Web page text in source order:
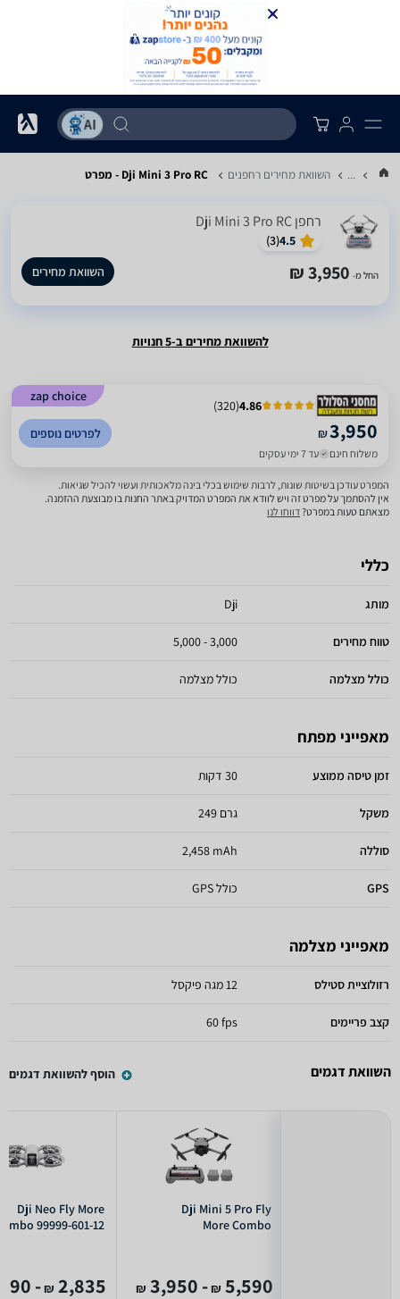
... השוואת מחירים רחפנים Dji Mini 3 Pro RC - מפרט
רחפן Dji Mini 3 Pro RC
4.5
(
3
)
החל מ- 3,950 ₪ השוואת מחירים
להשוואת מחירים ב-5 חנויות
zap choice
4.86
(
320
)
₪3,950
משלוח חינם עד 7 ימי עסקים
לפרטים נוספים
המפרט עודכן בשיטות שונות, לרבות שימוש בכלי בינה מלאכותית ועשוי להכיל שגיאות.
אין להסתמך על מפרט זה ויש לוודא את המפרט המדויק באתר החנות בו מבוצעת ההזמנה.
מצאתם טעות במפרט?דווחו לנו
כללי
מותג Dji
טווח מחירים 3,000 - 5,000
כולל מצלמה כולל מצלמה
מאפייני מפתח
זמן טיסה ממוצע 30 דקות
משקל 249 גרם
סוללה 2,458 mAh
GPS כולל GPS
מאפייני מצלמה
רזולוציית סטילס 12 מגה פיקסל
קצב פריימים 60 fps
השוואת דגמים הוסף להשוואת דגמים
Dji Mini 5 Pro Fly
More Combo
5,590
₪
- 3,950
₪
Dji Neo Fly More
99999-601-12
2,835
₪
- 1,290